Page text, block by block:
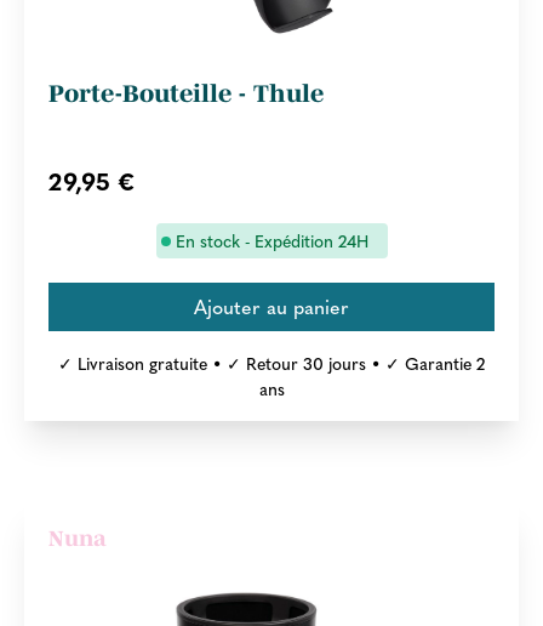
Porte-Bouteille - Thule
29,95 €
En stock - Expédition 24H
✓ Livraison gratuite • ✓ Retour 30 jours • ✓ Garantie 2
ans
Nuna